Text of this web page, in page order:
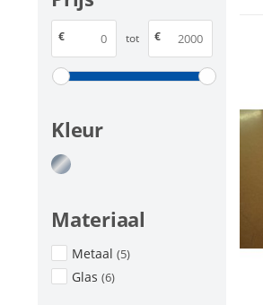
€ tot €
Kleur
Materiaal
Metaal (5)
Glas (6)